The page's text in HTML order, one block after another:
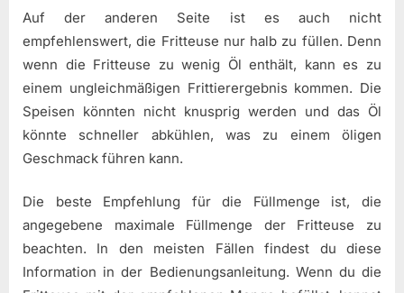
Auf der anderen Seite ist es auch nicht
empfehlenswert, die Fritteuse nur halb zu füllen. Denn
wenn die Fritteuse zu wenig Öl enthält, kann es zu
einem ungleichmäßigen Frittierergebnis kommen. Die
Speisen könnten nicht knusprig werden und das Öl
könnte schneller abkühlen, was zu einem öligen
Geschmack führen kann.
Die beste Empfehlung für die Füllmenge ist, die
angegebene maximale Füllmenge der Fritteuse zu
beachten. In den meisten Fällen findest du diese
Information in der Bedienungsanleitung. Wenn du die